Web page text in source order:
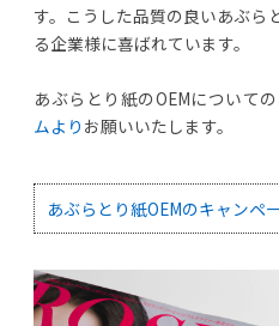
す。こうした品質の良いあぶら
る企業様に喜ばれています。
あぶらとり紙のOEMについて
ムより お願いいたします。
あぶらとり紙OEMのキャンペ